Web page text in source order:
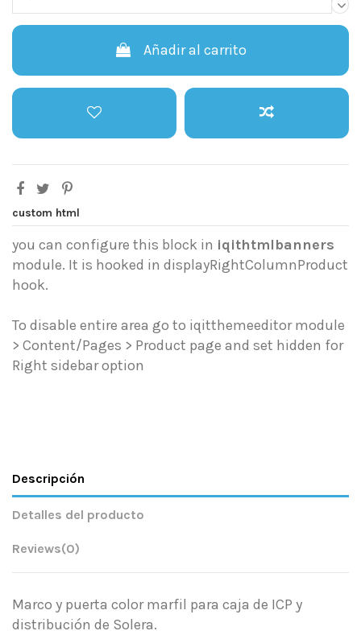
Añadir al carrito
custom html
you can configure this block in iqithtmlbanners
module. It is hooked in displayRightColumnProduct
hook.
To disable entire area go to iqitthemeeditor module
> Content/Pages > Product page and set hidden for
Right sidebar option
Descripción
Detalles del producto
Reviews(0)
Marco y puerta color marfil para caja de ICP y
distribución de Solera.